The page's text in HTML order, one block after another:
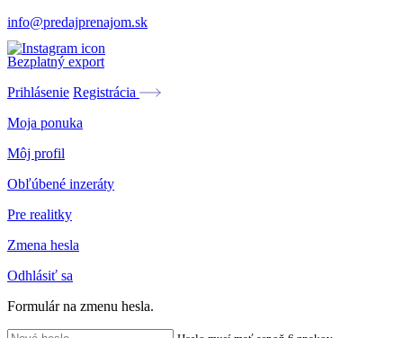
info@predajprenajom.sk
Bezplatný export
Prihlásenie Registrácia
Moja ponuka
Môj profil
Obľúbené inzeráty
Pre realitky
Zmena hesla
Odhlásiť sa
Formulár na zmenu hesla.